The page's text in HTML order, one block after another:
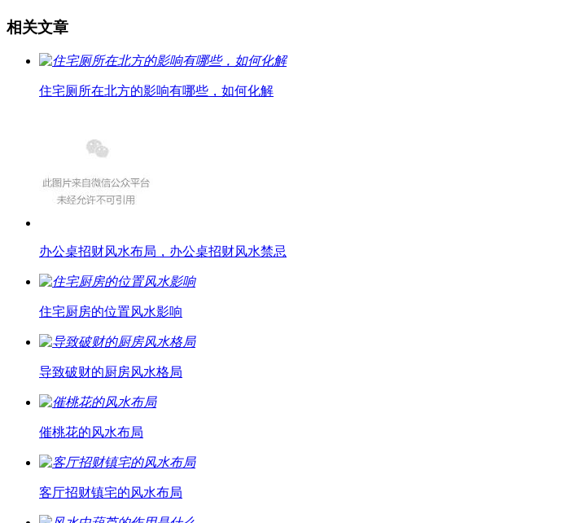
相关文章
住宅厕所在北方的影响有哪些，如何化解
办公桌招财风水布局，办公桌招财风水禁忌
住宅厨房的位置风水影响
导致破财的厨房风水格局
催桃花的风水布局
客厅招财镇宅的风水布局